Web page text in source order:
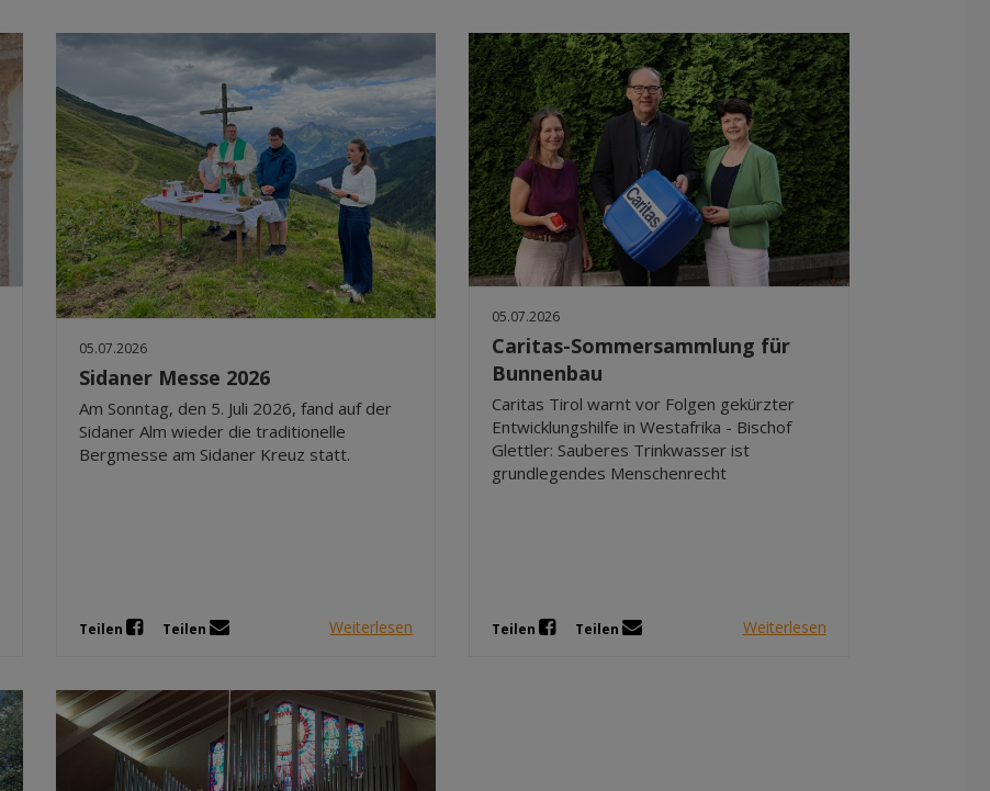
05.07.2026
Sidaner Messe 2026
Am Sonntag, den 5. Juli 2026, fand auf der
Sidaner Alm wieder die traditionelle
Bergmesse am Sidaner Kreuz statt.
Teilen Teilen Weiterlesen
05.07.2026
Caritas-Sommersammlung für
Bunnenbau
Caritas Tirol warnt vor Folgen gekürzter
Entwicklungshilfe in Westafrika - Bischof
Glettler: Sauberes Trinkwasser ist
grundlegendes Menschenrecht
Teilen Teilen Weiterlesen